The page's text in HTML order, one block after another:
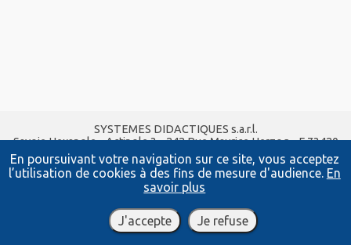
En poursuivant votre navigation sur ce site, vous acceptez
l’utilisation de cookies à des fins de mesure d'audience. En
savoir plus
J'accepte Je refuse
SYSTEMES DIDACTIQUES s.a.r.l.
Savoie Hexapole - Actipole 3 - 242 Rue Maurice Herzog - F 73420
VIVIERS DU LAC
Tel : 04 56 42 80 70| Fax :04 56 42 80 71
xavier.granjon@systemes-didactiques.fr
www.systemes-didactiques.fr